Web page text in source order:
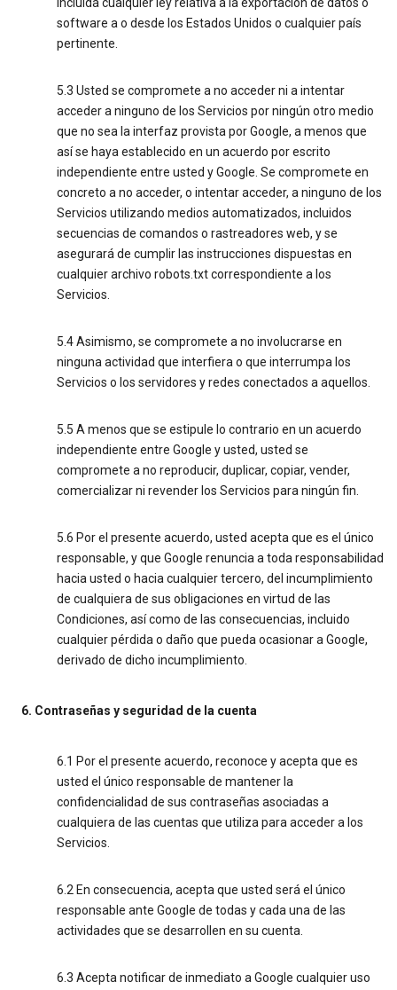
incluida cualquier ley relativa a la exportación de datos o
software a o desde los Estados Unidos o cualquier país
pertinente.
5.3 Usted se compromete a no acceder ni a intentar
acceder a ninguno de los Servicios por ningún otro medio
que no sea la interfaz provista por Google, a menos que
así se haya establecido en un acuerdo por escrito
independiente entre usted y Google. Se compromete en
concreto a no acceder, o intentar acceder, a ninguno de los
Servicios utilizando medios automatizados, incluidos
secuencias de comandos o rastreadores web, y se
asegurará de cumplir las instrucciones dispuestas en
cualquier archivo robots.txt correspondiente a los
Servicios.
5.4 Asimismo, se compromete a no involucrarse en
ninguna actividad que interfiera o que interrumpa los
Servicios o los servidores y redes conectados a aquellos.
5.5 A menos que se estipule lo contrario en un acuerdo
independiente entre Google y usted, usted se
compromete a no reproducir, duplicar, copiar, vender,
comercializar ni revender los Servicios para ningún fin.
5.6 Por el presente acuerdo, usted acepta que es el único
responsable, y que Google renuncia a toda responsabilidad
hacia usted o hacia cualquier tercero, del incumplimiento
de cualquiera de sus obligaciones en virtud de las
Condiciones, así como de las consecuencias, incluido
cualquier pérdida o daño que pueda ocasionar a Google,
derivado de dicho incumplimiento.
6. Contraseñas y seguridad de la cuenta
6.1 Por el presente acuerdo, reconoce y acepta que es
usted el único responsable de mantener la
confidencialidad de sus contraseñas asociadas a
cualquiera de las cuentas que utiliza para acceder a los
Servicios.
6.2 En consecuencia, acepta que usted será el único
responsable ante Google de todas y cada una de las
actividades que se desarrollen en su cuenta.
6.3 Acepta notificar de inmediato a Google cualquier uso